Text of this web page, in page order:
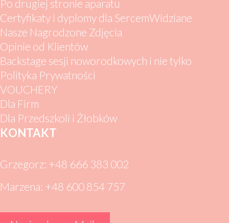
Po drugiej stronie aparatu
Certyfikaty i dyplomy dla SercemWidziane
Nasze Nagrodzone Zdjęcia
Opinie od Klientów
Backstage sesji noworodkowych i nie tylko
Polityka Prywatności
VOUCHERY
Dla Firm
Dla Przedszkoli i Żłobków
KONTAKT
Grzegorz: +48 666 383 002
Marzena: +48 600 854 757